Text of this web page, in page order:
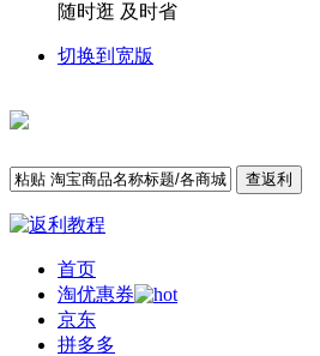
随时逛 及时省
切换到宽版
查返利
首页
淘优惠券
京东
拼多多